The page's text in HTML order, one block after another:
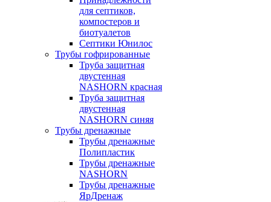
для септиков,
компостеров и
биотуалетов
Септики Юнилос
Трубы гофрированные
Труба защитная
двустенная
NASHORN красная
Труба защитная
двустенная
NASHORN синяя
Трубы дренажные
Трубы дренажные
Полипластик
Трубы дренажные
NASHORN
Трубы дренажные
ЯрДренаж